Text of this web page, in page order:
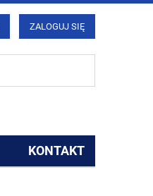
ZALOGUJ SIĘ
KONTAKT